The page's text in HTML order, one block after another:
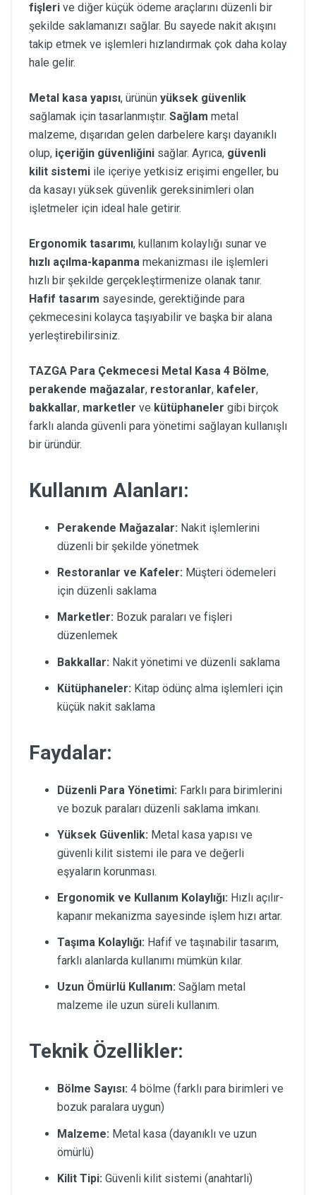
fişleri ve diğer küçük ödeme araçlarını düzenli bir
şekilde saklamanızı sağlar. Bu sayede nakit akışını
takip etmek ve işlemleri hızlandırmak çok daha kolay
hale gelir.
Metal kasa yapısı, ürünün yüksek güvenlik
sağlamak için tasarlanmıştır. Sağlam metal
malzeme, dışarıdan gelen darbelere karşı dayanıklı
olup, içeriğin güvenliğini sağlar. Ayrıca, güvenli
kilit sistemi ile içeriye yetkisiz erişimi engeller, bu
da kasayı yüksek güvenlik gereksinimleri olan
işletmeler için ideal hale getirir.
Ergonomik tasarımı, kullanım kolaylığı sunar ve
hızlı açılma-kapanma mekanizması ile işlemleri
hızlı bir şekilde gerçekleştirmenize olanak tanır.
Hafif tasarım sayesinde, gerektiğinde para
çekmecesini kolayca taşıyabilir ve başka bir alana
yerleştirebilirsiniz.
TAZGA Para Çekmecesi Metal Kasa 4 Bölme,
perakende mağazalar, restoranlar, kafeler,
bakkallar, marketler ve kütüphaneler gibi birçok
farklı alanda güvenli para yönetimi sağlayan kullanışlı
bir üründür.
Kullanım Alanları:
Perakende Mağazalar: Nakit işlemlerini
düzenli bir şekilde yönetmek
Restoranlar ve Kafeler: Müşteri ödemeleri
için düzenli saklama
Marketler: Bozuk paraları ve fişleri
düzenlemek
Bakkallar: Nakit yönetimi ve düzenli saklama
Kütüphaneler: Kitap ödünç alma işlemleri için
küçük nakit saklama
Faydalar:
Düzenli Para Yönetimi: Farklı para birimlerini
ve bozuk paraları düzenli saklama imkanı.
Yüksek Güvenlik: Metal kasa yapısı ve
güvenli kilit sistemi ile para ve değerli
eşyaların korunması.
Ergonomik ve Kullanım Kolaylığı: Hızlı açılır-
kapanır mekanizma sayesinde işlem hızı artar.
Taşıma Kolaylığı: Hafif ve taşınabilir tasarım,
farklı alanlarda kullanımı mümkün kılar.
Uzun Ömürlü Kullanım: Sağlam metal
malzeme ile uzun süreli kullanım.
Teknik Özellikler:
Bölme Sayısı: 4 bölme (farklı para birimleri ve
bozuk paralara uygun)
Malzeme: Metal kasa (dayanıklı ve uzun
ömürlü)
Kilit Tipi: Güvenli kilit sistemi (anahtarli)